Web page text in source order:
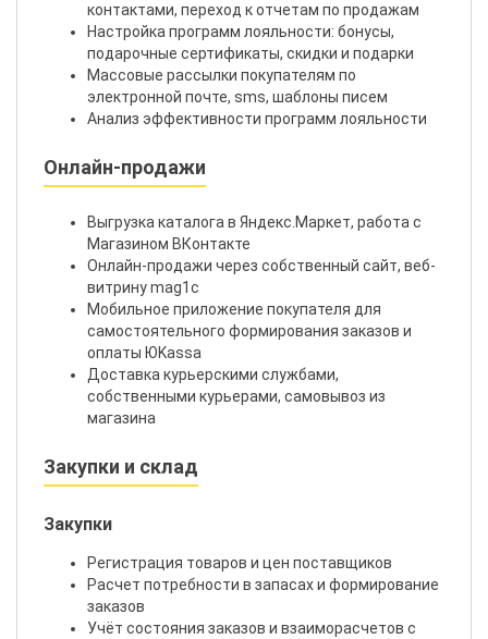
контактами, переход к отчетам по продажам
Настройка программ лояльности: бонусы,
подарочные сертификаты, скидки и подарки
Массовые рассылки покупателям по
электронной почте, sms, шаблоны писем
Анализ эффективности программ лояльности
Онлайн-продажи
Выгрузка каталога в Яндекс.Маркет, работа с
Магазином ВКонтакте
Онлайн-продажи через собственный сайт, веб-
витрину mag1c
Мобильное приложение покупателя для
самостоятельного формирования заказов и
оплаты ЮKassa
Доставка курьерскими службами,
собственными курьерами, самовывоз из
магазина
Закупки и склад
Закупки
Регистрация товаров и цен поставщиков
Расчет потребности в запасах и формирование
заказов
Учёт состояния заказов и взаиморасчетов с